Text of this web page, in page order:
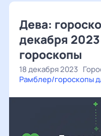
Дева:
декабря
гороскопы
18 декабря 2023
Рамблер/гороскопы